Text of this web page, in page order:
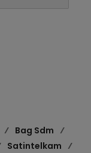
Bag Sdm
Satintelkam